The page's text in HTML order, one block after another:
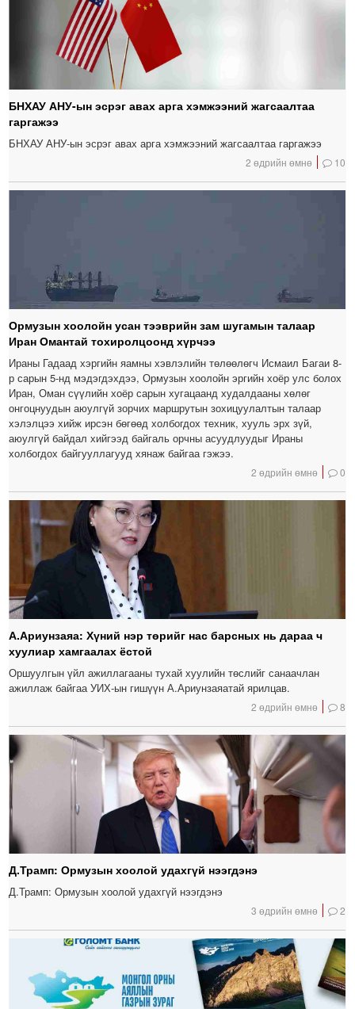
БНХАУ АНУ-ын эсрэг авах арга хэмжээний жагсаалтаа
гаргажээ
БНХАУ АНУ-ын эсрэг авах арга хэмжээний жагсаалтаа гаргажээ
2 өдрийн өмнө 10
Ормузын хоолойн усан тээврийн зам шугамын талаар
Иран Омантай тохиролцоонд хүрчээ
Ираны Гадаад хэргийн яамны хэвлэлийн төлөөлөгч Исмаил Багаи 8-
р сарын 5-нд мэдэгдэхдээ, Ормузын хоолойн эргийн хоёр улс болох
Иран, Оман сүүлийн хоёр сарын хугацаанд худалдааны хөлөг
онгоцнуудын аюулгүй зорчих маршрутын зохицуулалтын талаар
хэлэлцээ хийж ирсэн бөгөөд холбогдох техник, хууль эрх зүй,
аюулгүй байдал хийгээд байгаль орчны асуудлуудыг Ираны
холбогдох байгууллагууд хянаж байгаа гэжээ.
2 өдрийн өмнө 0
А.Ариунзаяа: Хүний нэр төрийг нас барсных нь дараа ч
хуулиар хамгаалах ёстой
Оршуулгын үйл ажиллагааны тухай хуулийн төслийг санаачлан
ажиллаж байгаа УИХ-ын гишүүн А.Ариунзаяатай ярилцав.
2 өдрийн өмнө 8
Д.Трамп: Ормузын хоолой удахгүй нээгдэнэ
Д.Трамп: Ормузын хоолой удахгүй нээгдэнэ
3 өдрийн өмнө 2